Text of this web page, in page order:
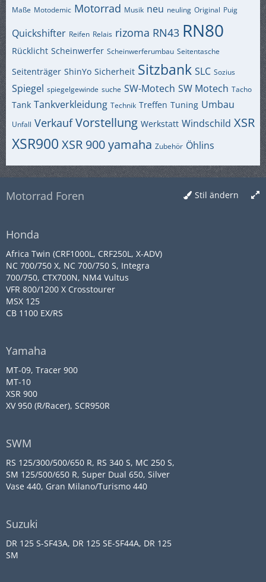
Maße Motodemic Motorrad Musik neu neuling Original Puig
Quickshifter Reifen Relais rizoma RN43 RN80
Rücklicht Scheinwerfer Scheinwerferumbau Seitentasche
Seitenträger ShinYo Sicherheit Sitzbank SLC Sozius
Spiegel spiegelgewinde suche SW-Motech SW Motech Tacho
Tank Tankverkleidung Technik Treffen Tuning Umbau
Unfall Verkauf Vorstellung Werkstatt Windschild XSR
XSR900 XSR 900yamaha Zubehör Öhlins
Stil ändern
Motorrad Foren
Honda
Africa Twin (CRF1000L, CRF250L, X-ADV)
NC 700/750 X, NC 700/750 S, Integra
700/750, CTX700N, NM4 Vultus
VFR 800/1200 X Crosstourer
MSX 125
CB 1100 EX/RS
Yamaha
MT-09, Tracer 900
MT-10
XSR 900
XV 950 (R/Racer), SCR950R
SWM
RS 125/300/500/650 R, RS 340 S, MC 250 S,
SM 125/500/650 R, Super Dual 650, Silver
Vase 440, Gran Milano/Turismo 440
Suzuki
DR 125 S-SF43A, DR 125 SE-SF44A, DR 125
SM